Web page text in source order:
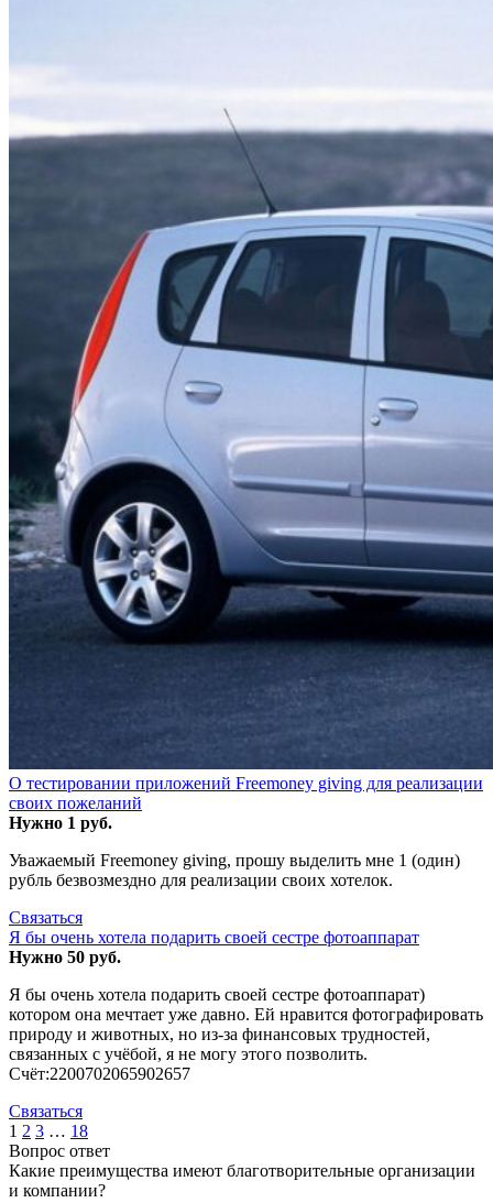
О тестировании приложений Freemoney giving для реализации
своих пожеланий
Нужно 1 руб.
Уважаемый Freemoney giving, прошу выделить мне 1 (один)
рубль безвозмездно для реализации своих хотелок.
Связаться
Я бы очень хотела подарить своей сестре фотоаппарат
Нужно 50 руб.
Я бы очень хотела подарить своей сестре фотоаппарат)
котором она мечтает уже давно. Ей нравится фотографировать
природу и животных, но из-за финансовых трудностей,
связанных с учёбой, я не могу этого позволить.
Счёт:2200702065902657
Связаться
1 2 3 … 18
Вопрос ответ
Какие преимущества имеют благотворительные организации
и компании?